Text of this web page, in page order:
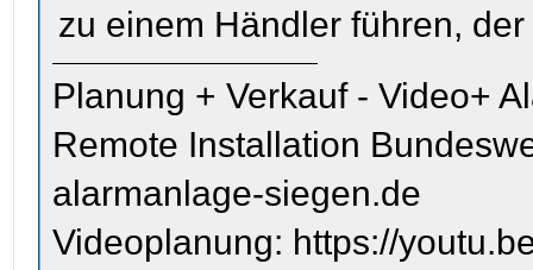
zu einem Händler führen,
Planung + Verkauf - Video+
Remote Installation
alarmanlage-siegen.de
Videoplanung: https://